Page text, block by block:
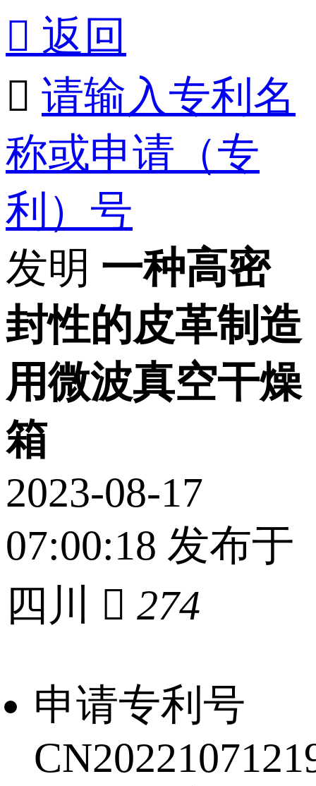
 返回
 请输入专利名
称或申请（专
利）号
发明 一种高密
封性的皮革制造
用微波真空干燥
箱
2023-08-17
07:00:18 发布于
四川
 274
申请专利号